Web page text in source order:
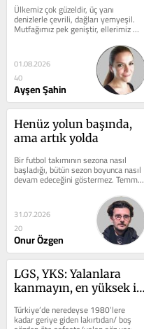
Ülkemiz çok güzeldir, üç yanı
denizlerle çevrili, dağları yemyeşil.
Mutfağımız pek geniştir, ellerimiz
lezzetli. Halk oyunlarımız...
01.08.2026
40
Ayşen Şahin
Henüz yolun başında,
ama artık yolda
Bir futbol takımının sezona nasıl
başladığı, bütün sezon boyunca nasıl
devam edeceğini göstermez. Temmuz
ve ağustos aylarında oynanan...
31.07.2026
20
Onur Özgen
LGS, YKS: Yalanlara
kanmayın, en yüksek iş
yükseköğretimde
Türkiye’de neredeyse 1980’lere
kadar geriye giden lakırtıdan/ boş